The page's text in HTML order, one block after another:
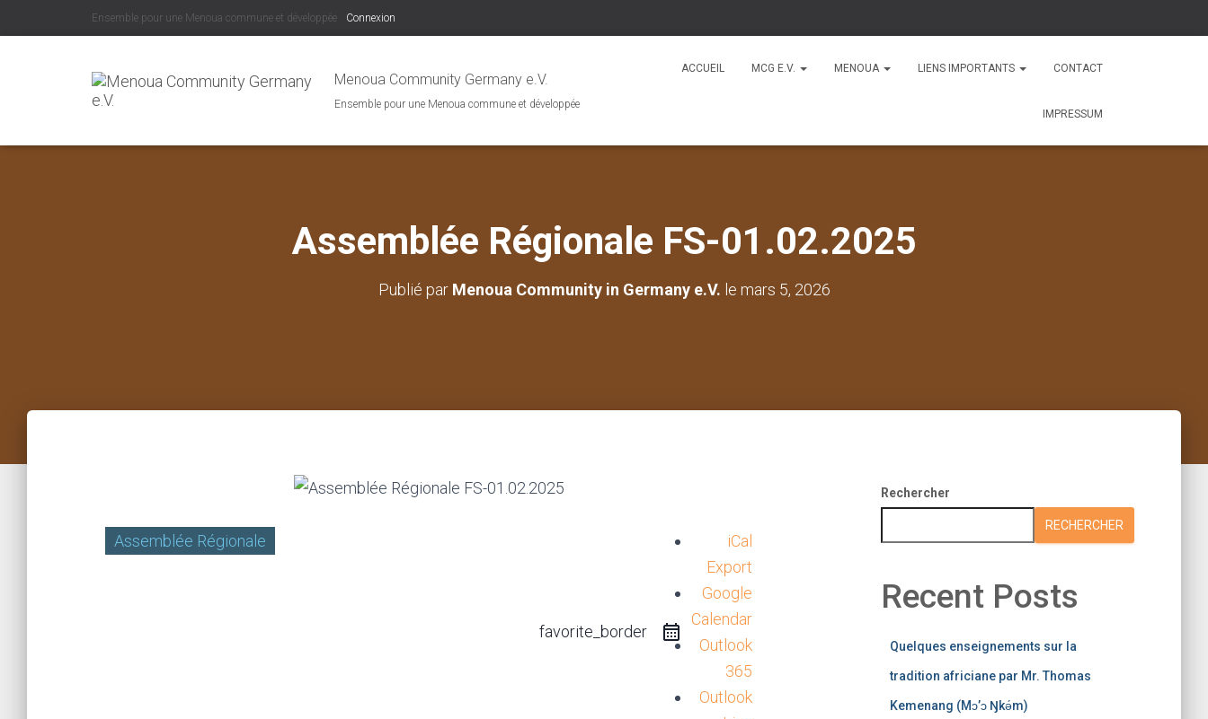
Ensemble pour une Menoua commune et développée Connexion
Menoua Community Germany e.V.
Ensemble pour une Menoua commune et développée
ACCUEIL MCG E.V. MENOUA LIENS IMPORTANTS CONTACT
IMPRESSUM
Assemblée Régionale FS-01.02.2025
Publié par Menoua Community in Germany e.V. le mars 5, 2026
Assemblée Régionale
favorite_border
iCal
Export
Google
Calendar
Outlook
365
Outlook
Rechercher
RECHERCHER
Recent Posts
Quelques enseignements sur la
tradition africiane par Mr. Thomas
Kemenang (Mɔ’ɔ Ŋkǝ́m)